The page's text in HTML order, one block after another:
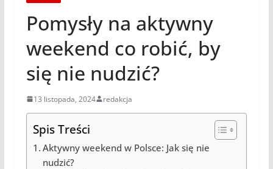
Pomysły na aktywny
weekend co robić, by
się nie nudzić?
13 listopada, 2024 redakcja
Spis Treści
Aktywny weekend w Polsce: Jak się nie
nudzić?